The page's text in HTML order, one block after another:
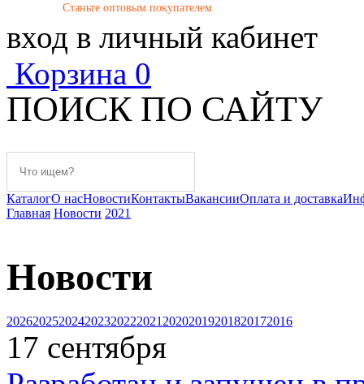
Станьте оптовым покупателем
вход в личный кабинет
Корзина 0
ПОИСК ПО САЙТУ
КаталогО насНовостиКонтактыВакансииОплата и доставка
Главная Новости 2021
Новости
202620252024202320222021 20202019201820172016
17 сентября